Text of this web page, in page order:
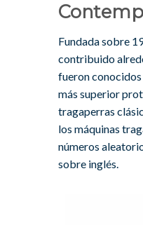
Fundada sobre
contribuido
fueron
más superior
tragaperras
los máquinas
números
sobre inglés.